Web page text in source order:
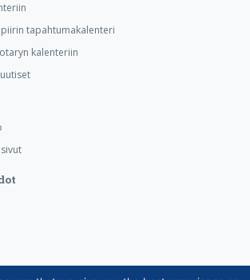
tapahtumakalenteri
kalenteriin